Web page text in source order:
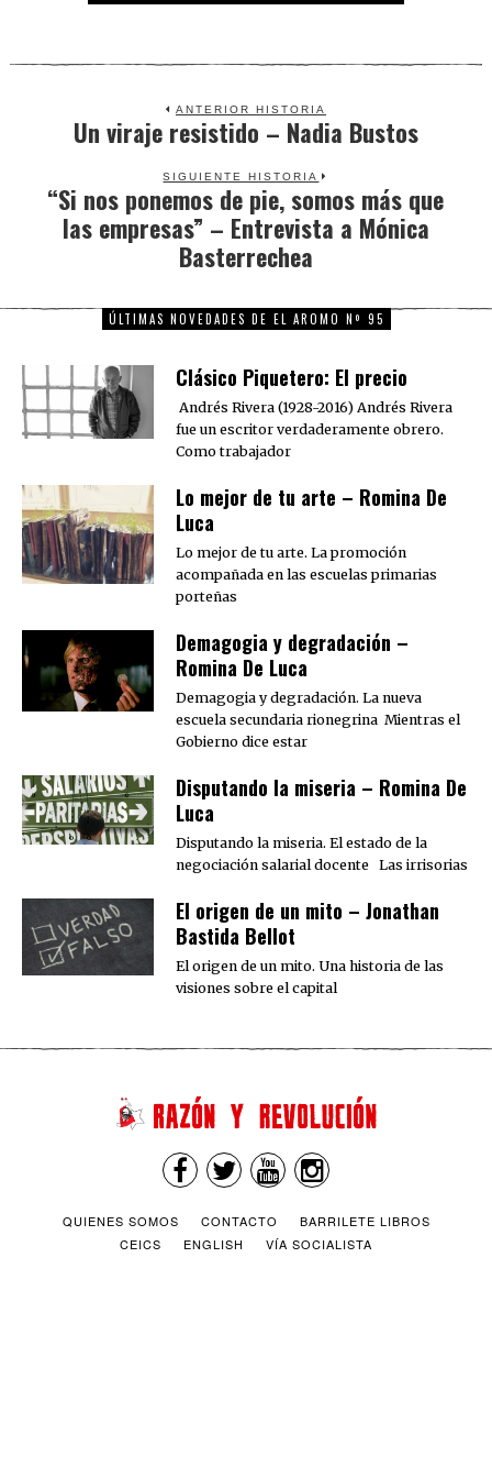
ANTERIOR HISTORIA
Previous
Un viraje resistido – Nadia Bustos
SIGUIENTE HISTORIA
Next
post:
“Si nos ponemos de pie, somos más que
las empresas” – Entrevista a Mónica
Basterrechea
ÚLTIMAS NOVEDADES DE EL AROMO Nº 95
Clásico Piquetero: El precio
Andrés Rivera (1928-2016) Andrés Rivera
fue un escritor verdaderamente obrero.
Como trabajador
Lo mejor de tu arte – Romina De
Luca
Lo mejor de tu arte. La promoción
acompañada en las escuelas primarias
porteñas
Demagogia y degradación –
Romina De Luca
Demagogia y degradación. La nueva
escuela secundaria rionegrina Mientras el
Gobierno dice estar
Disputando la miseria – Romina De
Luca
Disputando la miseria. El estado de la
negociación salarial docente Las irrisorias
El origen de un mito – Jonathan
Bastida Bellot
El origen de un mito. Una historia de las
visiones sobre el capital
QUIENES SOMOS CONTACTO
BARRILETE LIBROS
CEICS
ENGLISH VÍA SOCIALISTA